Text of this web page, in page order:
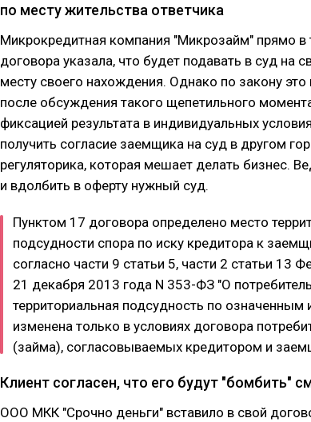
по месту жительства ответчика
Микрокредитная компания "Микрозайм" прямо
договора указала, что будет подавать в суд на
месту своего нахождения. Однако по закону
после обсуждения такого щепетильного
фиксацией результата в индивидуальных
получить согласие заемщика на суд в другом
регуляторика, которая мешает делать бизнес.
и вдолбить в оферту нужный суд.
Пунктом 17 договора определено место
подсудности спора по иску кредитора к
согласно части 9 статьи 5, части 2 статьи 13
21 декабря 2013 года N 353-ФЗ "О
территориальная подсудность по
изменена только в условиях договора
(займа), согласовываемых кредитором и
Клиент согласен, что его будут "бомбить"
ООО МКК "Срочно деньги" вставило в свой